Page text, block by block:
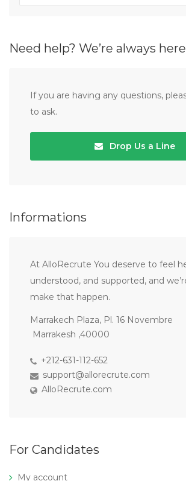
Need help? We’re always
If you are having any questions,
to ask.
Drop Us a Line
Informations
At AlloRecrute You deserve to feel
understood, and supported, and
make that happen.
Marrakech Plaza, Pl. 16 Novembre
Marrakesh ,40000
+212-631-112-652
support@allorecrute.com
AlloRecrute.com
For Candidates
My account